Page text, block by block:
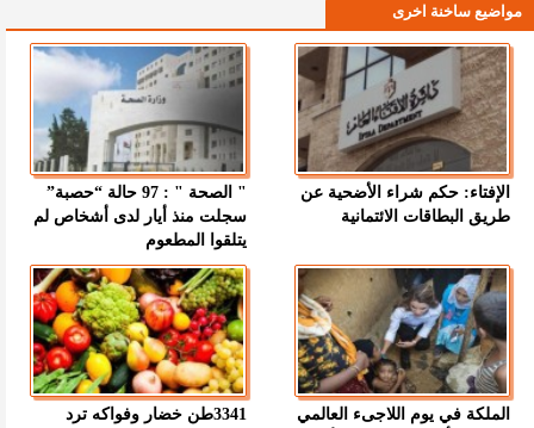
مواضيع ساخنة اخرى
الإفتاء: حكم شراء الأضحية عن
طريق البطاقات الائتمانية
" الصحة " : 97 حالة “حصبة”
سجلت منذ أيار لدى أشخاص لم
يتلقوا المطعوم
الملكة في يوم اللاجىء العالمي
3341طن خضار وفواكه ترد